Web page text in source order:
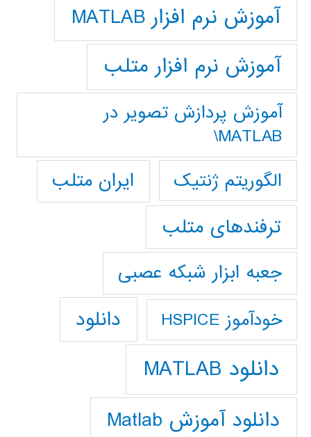
آموزش نرم افزار MATLAB
آموزش نرم افزار متلب
آموزش پردازش تصوير در
MATLAB\
الگوریتم ژنتیک
ایران متلب
ترفندهای متلب
جعبه ابزار شبکه عصبی
خودآموز HSPICE دانلود
دانلود MATLAB
دانلود آموزش Matlab